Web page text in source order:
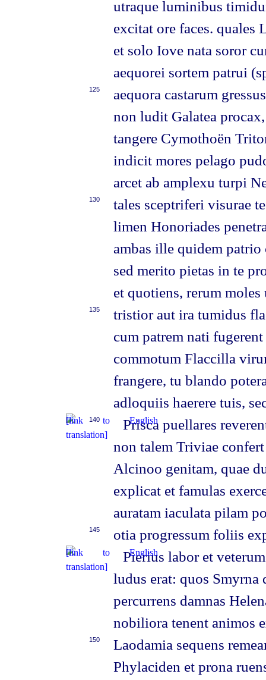
utraque luminibus
excitat ore faces. quales
et solo Iove nata soror
aequorei sortem patrui
125
aequora castarum
non ludit Galatea
tangere Cymothoën
indicit mores pelago
arcet ab amplexu turpi
130
tales sceptriferi visurae
limen Honoriades
ambas ille quidem patrio
sed merito pietas in te
et quotiens, rerum
135
tristior aut ira tumidus
cum patrem nati
commotum Flaccilla
frangere, tu blando
adloquiis haerere tuis,
140
Prisca puellares
non talem Triviae
Alcinoo genitam, quae
explicat et famulas
auratam iaculata pilam
145
otia progressum foliis
Pierius labor et
ludus erat: quos
percurrens damnas
nobiliora tenent animos
150
Laodamia sequens
Phylaciden et prona